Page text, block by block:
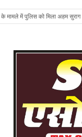
के मामले में पुलिस को मिला अहम सुराग